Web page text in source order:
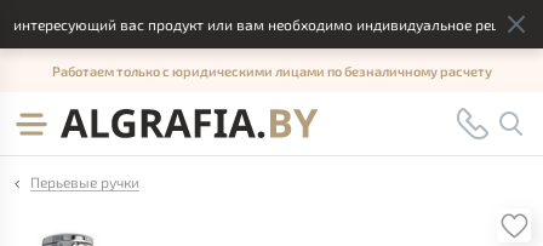
вас продукт или вам необходимо индивидуальное
Работаем только с юридическими лицами по безналичному расчету
Перьевые ручки